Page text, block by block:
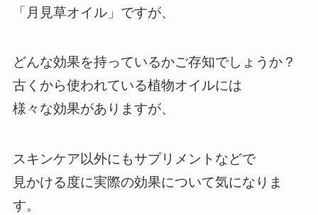
「月見草オイル」ですが、
どんな効果を持っているかご存知でしょうか？
古くから使われている植物オイルには
様々な効果がありますが、
スキンケア以外にもサプリメントなどで
見かける度に実際の効果について気になりま
す。